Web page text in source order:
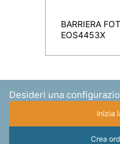
BARRIERA
EOS4453X
Desideri una
Inizia
Crea